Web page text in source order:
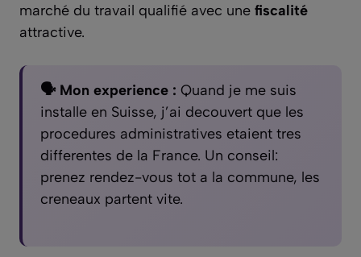
marché du travail qualifié avec une fiscalité
attractive.
🗣️ Mon experience : Quand je me suis
installe en Suisse, j’ai decouvert que les
procedures administratives etaient tres
differentes de la France. Un conseil:
prenez rendez-vous tot a la commune, les
creneaux partent vite.